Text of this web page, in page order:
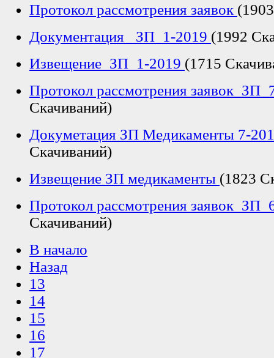
Протокол рассмотрения заявок
Документация _ЗП_1-2019 (1992
Извещение_ЗП_1-2019 (1715
Протокол рассмотрения
Скачиваний)
Докуметация ЗП Медикаменты 7-
Скачиваний)
Извещение ЗП медикаменты (1823
Протокол рассмотрения
Скачиваний)
В начало
Назад
13
14
15
16
17